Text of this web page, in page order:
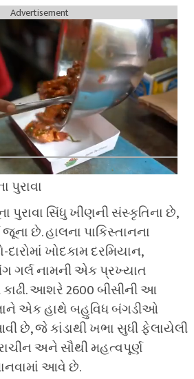
Advertisement
પુરાવા
સિંધુ ખીણની સંસ્કૃતિના છે,
છે. હાલના પાકિસ્તાનના
ખોદકામ દરમિયાન,
ગર્લ નામની એક પ્રખ્યાત
કાઢી. આશરે 2600 બીસીની આ
એક હાથે બહુવિધ બંગડીઓ
છે, જે કાંડાથી ખભા સુધી ફેલાયેલી
અને સૌથી મહત્વપૂર્ણ
આવે છે.